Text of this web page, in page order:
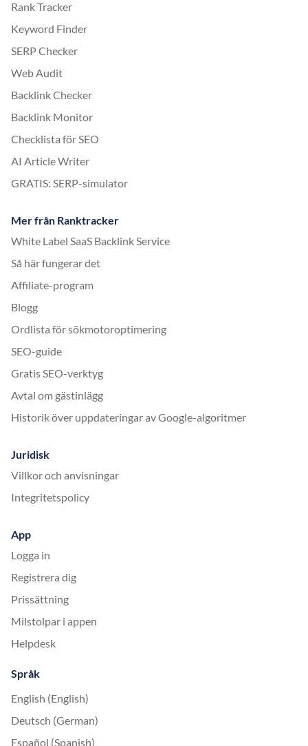
Rank Tracker
Keyword Finder
SERP Checker
Web Audit
Backlink Checker
Backlink Monitor
Checklista för SEO
AI Article Writer
GRATIS: SERP-simulator
Mer från Ranktracker
White Label SaaS Backlink Service
Så här fungerar det
Affiliate-program
Blogg
Ordlista för sökmotoroptimering
SEO-guide
Gratis SEO-verktyg
Avtal om gästinlägg
Historik över uppdateringar av Google-algoritmer
Juridisk
Villkor och anvisningar
Integritetspolicy
App
Logga in
Registrera dig
Prissättning
Milstolpar i appen
Helpdesk
Språk
English (English)
Deutsch (German)
Español (Spanish)